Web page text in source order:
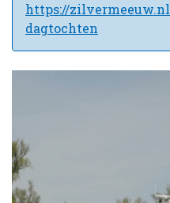
https://
dagtochten